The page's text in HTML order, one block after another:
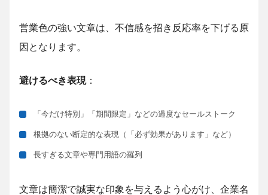
営業色の強い文章は、不信感を招き反応率を下げる原
因となります。
避けるべき表現：
「今だけ特別」「期間限定」などの過度なセールストーク
根拠のない断定的な表現（「必ず効果があります」など）
長すぎる文章や専門用語の羅列
文章は簡潔で誠実な印象を与えるよう心がけ、企業名